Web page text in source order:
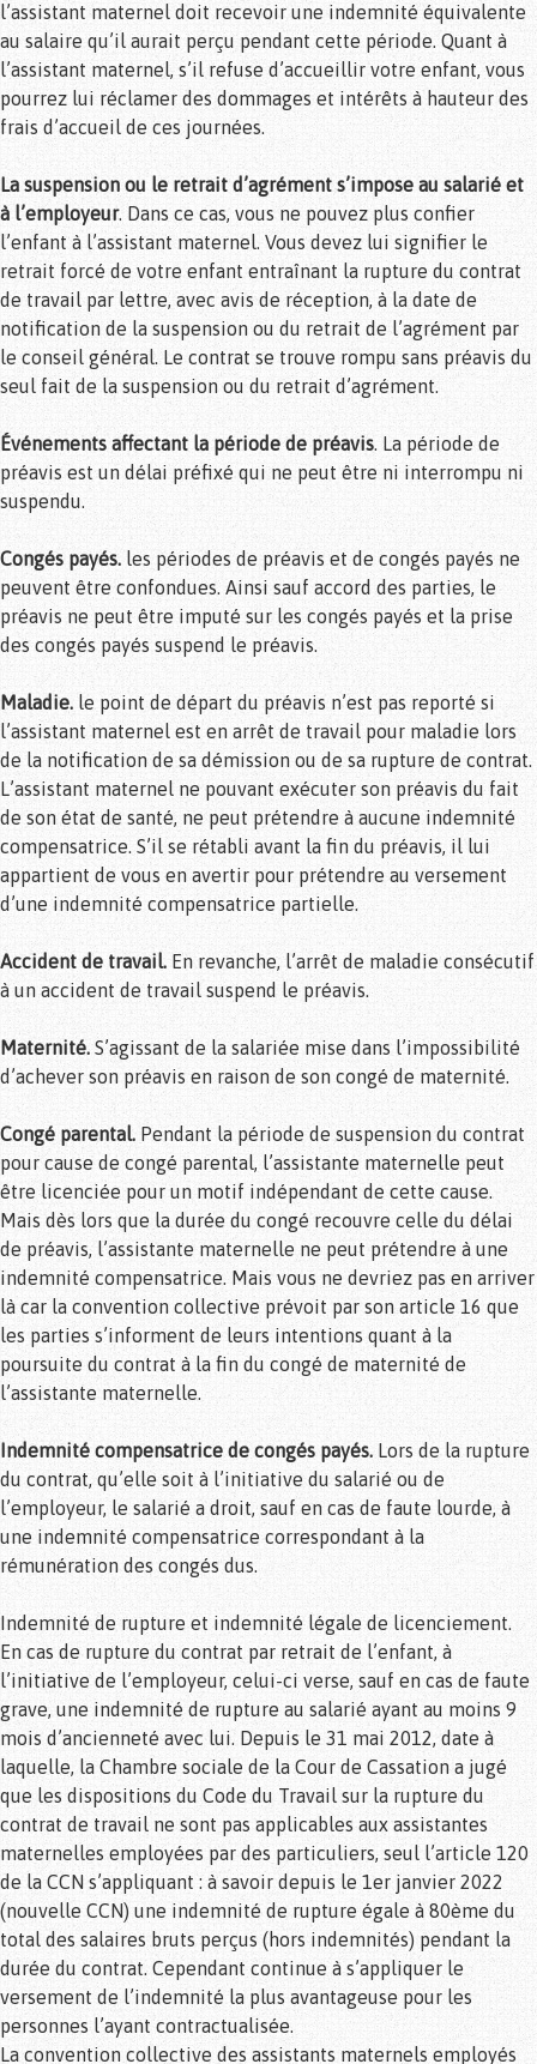
l’assistant maternel doit recevoir une indemnité équivalente
au salaire qu’il aurait perçu pendant cette période. Quant à
l’assistant maternel, s’il refuse d’accueillir votre enfant, vous
pourrez lui réclamer des dommages et intérêts à hauteur des
frais d’accueil de ces journées.
La suspension ou le retrait d’agrément s’impose au salarié et
à l’employeur. Dans ce cas, vous ne pouvez plus confier
l’enfant à l’assistant maternel. Vous devez lui signifier le
retrait forcé de votre enfant entraînant la rupture du contrat
de travail par lettre, avec avis de réception, à la date de
notification de la suspension ou du retrait de l’agrément par
le conseil général. Le contrat se trouve rompu sans préavis du
seul fait de la suspension ou du retrait d’agrément.
Événements affectant la période de préavis. La période de
préavis est un délai préfixé qui ne peut être ni interrompu ni
suspendu.
Congés payés. les périodes de préavis et de congés payés ne
peuvent être confondues. Ainsi sauf accord des parties, le
préavis ne peut être imputé sur les congés payés et la prise
des congés payés suspend le préavis.
Maladie. le point de départ du préavis n’est pas reporté si
l’assistant maternel est en arrêt de travail pour maladie lors
de la notification de sa démission ou de sa rupture de contrat.
L’assistant maternel ne pouvant exécuter son préavis du fait
de son état de santé, ne peut prétendre à aucune indemnité
compensatrice. S’il se rétabli avant la fin du préavis, il lui
appartient de vous en avertir pour prétendre au versement
d’une indemnité compensatrice partielle.
Accident de travail. En revanche, l’arrêt de maladie consécutif
à un accident de travail suspend le préavis.
Maternité. S’agissant de la salariée mise dans l’impossibilité
d’achever son préavis en raison de son congé de maternité.
Congé parental. Pendant la période de suspension du contrat
pour cause de congé parental, l’assistante maternelle peut
être licenciée pour un motif indépendant de cette cause.
Mais dès lors que la durée du congé recouvre celle du délai
de préavis, l’assistante maternelle ne peut prétendre à une
indemnité compensatrice. Mais vous ne devriez pas en arriver
là car la convention collective prévoit par son article 16 que
les parties s’informent de leurs intentions quant à la
poursuite du contrat à la fin du congé de maternité de
l’assistante maternelle.
Indemnité compensatrice de congés payés. Lors de la rupture
du contrat, qu’elle soit à l’initiative du salarié ou de
l’employeur, le salarié a droit, sauf en cas de faute lourde, à
une indemnité compensatrice correspondant à la
rémunération des congés dus.
Indemnité de rupture et indemnité légale de licenciement.
En cas de rupture du contrat par retrait de l’enfant, à
l’initiative de l’employeur, celui-ci verse, sauf en cas de faute
grave, une indemnité de rupture au salarié ayant au moins 9
mois d’ancienneté avec lui. Depuis le 31 mai 2012, date à
laquelle, la Chambre sociale de la Cour de Cassation a jugé
que les dispositions du Code du Travail sur la rupture du
contrat de travail ne sont pas applicables aux assistantes
maternelles employées par des particuliers, seul l’article 120
de la CCN s’appliquant : à savoir depuis le 1er janvier 2022
(nouvelle CCN) une indemnité de rupture égale à 80ème du
total des salaires bruts perçus (hors indemnités) pendant la
durée du contrat. Cependant continue à s’appliquer le
versement de l’indemnité la plus avantageuse pour les
personnes l’ayant contractualisée.
La convention collective des assistants maternels employés